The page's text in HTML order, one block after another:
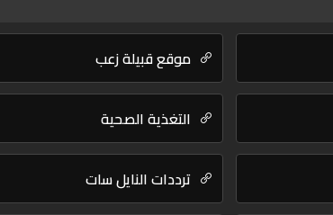
موقع قبيلة زعب
التغذية الصحية
ترددات النايل سات